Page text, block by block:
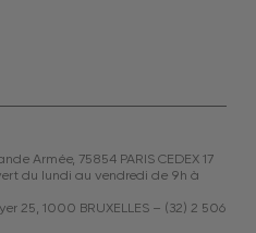
Armée, 75854 PARIS CEDEX 17
du lundi au vendredi de 9h à
25, 1000 BRUXELLES – (32) 2 506